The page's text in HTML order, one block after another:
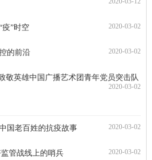
疫”时空 2020-03-02
的前沿 2020-03-02
敬英雄中国广播艺术团青年党员突击队
2020-03-02
国老百姓的抗疫故事 2020-03-02
管战线上的哨兵 2020-03-02